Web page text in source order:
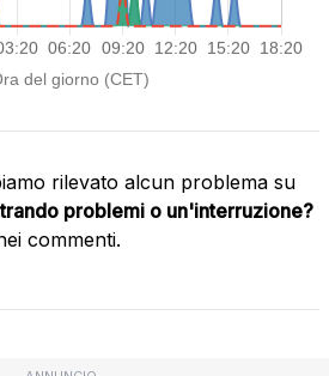
rilevato alcun problema su
problemi o un'interruzione?
commenti.